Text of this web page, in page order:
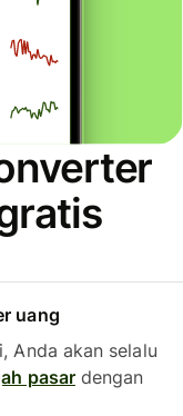
uang
Anda akan selalu
pasardengan